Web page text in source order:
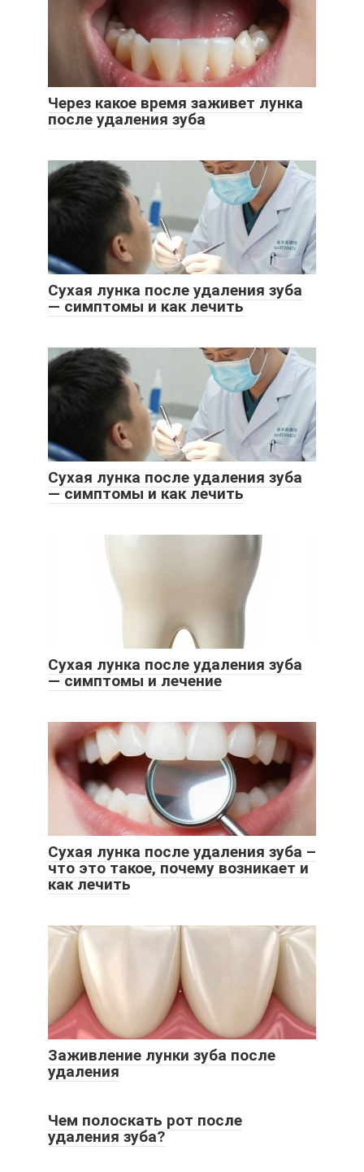
Через какое время заживет лунка
после удаления зуба
Сухая лунка после удаления зуба
— симптомы и как лечить
Сухая лунка после удаления зуба
— симптомы и как лечить
Сухая лунка после удаления зуба
— симптомы и лечение
Сухая лунка после удаления зуба –
что это такое, почему возникает и
как лечить
Заживление лунки зуба после
удаления
Чем полоскать рот после
удаления зуба?